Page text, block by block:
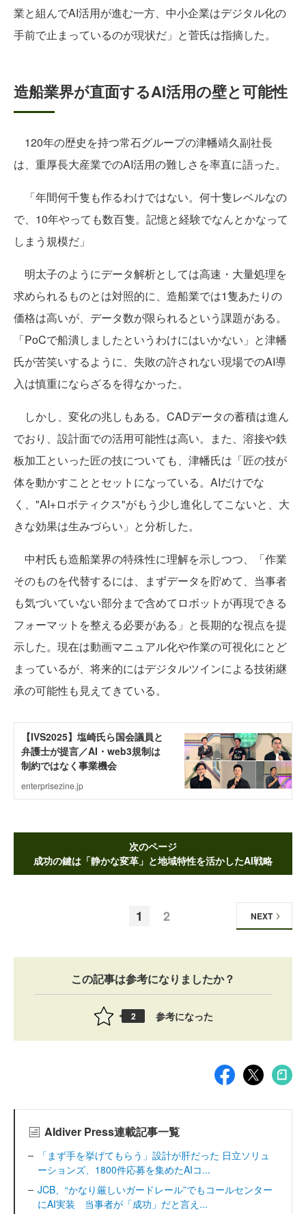
業と組んでAI活用が進む一方、中小企業はデジタル化の
手前で止まっているのが現状だ」と菅氏は指摘した。
造船業界が直面するAI活用の壁と可能性
120年の歴史を持つ常石グループの津幡靖久副社長
は、重厚長大産業でのAI活用の難しさを率直に語った。
「年間何千隻も作るわけではない。何十隻レベルなの
で、10年やっても数百隻。記憶と経験でなんとかなって
しまう規模だ」
明太子のようにデータ解析としては高速・大量処理を
求められるものとは対照的に、造船業では1隻あたりの
価格は高いが、データ数が限られるという課題がある。
「PoCで船潰しましたというわけにはいかない」と津幡
氏が苦笑いするように、失敗の許されない現場でのAI導
入は慎重にならざるを得なかった。
しかし、変化の兆しもある。CADデータの蓄積は進ん
でおり、設計面での活用可能性は高い。また、溶接や鉄
板加工といった匠の技についても、津幡氏は「匠の技が
体を動かすこととセットになっている。AIだけでな
く、"AI+ロボティクス"がもう少し進化してこないと、大
きな効果は生みづらい」と分析した。
中村氏も造船業界の特殊性に理解を示しつつ、「作業
そのものを代替するには、まずデータを貯めて、当事者
も気づいていない部分まで含めてロボットが再現できる
フォーマットを整える必要がある」と長期的な視点を提
示した。現在は動画マニュアル化や作業の可視化にとど
まっているが、将来的にはデジタルツインによる技術継
承の可能性も見えてきている。
次のページ
成功の鍵は「静かな変革」と地域特性を活かしたAI戦略
1 2 NEXT
この記事は参考になりましたか？
2 参考になった
AIdiver Press連載記事一覧
「まず手を挙げてもらう」設計が肝だった 日立ソリュ
ーションズ、1800件応募を集めたAIコ...
JCB、“かなり厳しいガードレール”でもコールセンター
にAI実装 当事者が「成功」だと言え...